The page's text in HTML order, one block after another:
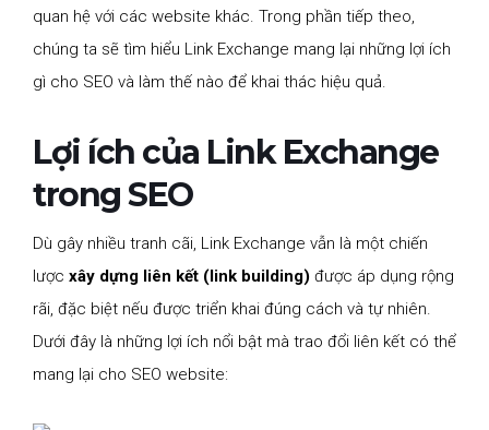
quan hệ với các website khác. Trong phần tiếp theo,
chúng ta sẽ tìm hiểu Link Exchange mang lại những lợi ích
gì cho SEO và làm thế nào để khai thác hiệu quả.
Lợi ích của Link Exchange
trong SEO
Dù gây nhiều tranh cãi, Link Exchange vẫn là một chiến
lược xây dựng liên kết (link building) được áp dụng rộng
rãi, đặc biệt nếu được triển khai đúng cách và tự nhiên.
Dưới đây là những lợi ích nổi bật mà trao đổi liên kết có thể
mang lại cho SEO website: